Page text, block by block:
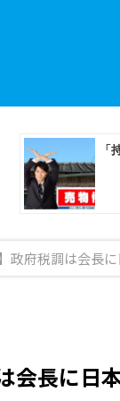
】政府税調は会長
会長に